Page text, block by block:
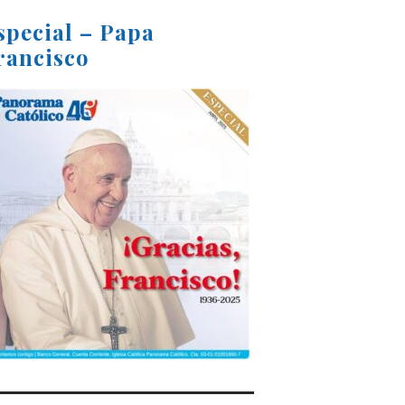
– Papa